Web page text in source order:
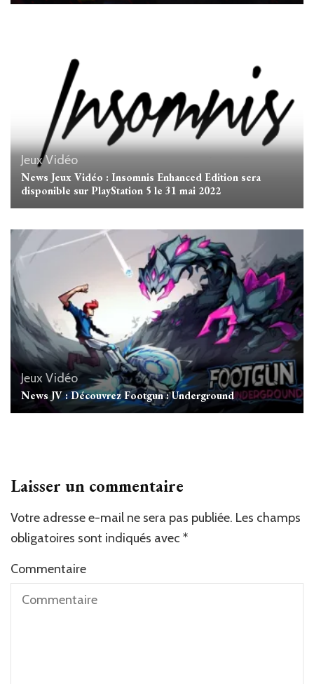
Jeux Vidéo
News Jeux Vidéo : Insomnis Enhanced Edition sera
disponible sur PlayStation 5 le 31 mai 2022
Jeux Vidéo
News JV : Découvrez Footgun : Underground
Laisser un commentaire
Votre adresse e-mail ne sera pas publiée. Les champs
obligatoires sont indiqués avec *
Commentaire